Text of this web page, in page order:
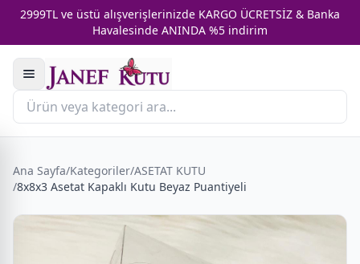
2999TL ve üstü alışverişlerinizde KARGO ÜCRETSİZ & Banka
Havalesinde ANINDA %5 indirim
Ana Sayfa/Kategoriler/ASETAT KUTU
/8x8x3 Asetat Kapaklı Kutu Beyaz Puantiyeli